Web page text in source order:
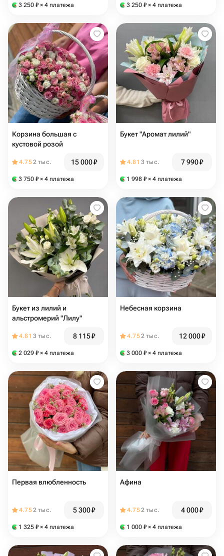
3 250 ₽ × 4 платежа 3 250 ₽ × 4 платежа
Корзина большая с
кустовой розой
4.752 тыс. 15 000₽
3 750 ₽ × 4 платежа
Букет "Аромат лилий"
4.81 3 тыс. 7 990₽
1 998 ₽ × 4 платежа
Букет из лилий и
альстромерий "Лилу"
4.81 3 тыс. 8 115₽
2 029 ₽ × 4 платежа
Небесная корзина
4.752 тыс. 12 000₽
3 000 ₽ × 4 платежа
Первая влюбленность
4.752 тыс. 5 300₽
1 325 ₽ × 4 платежа
Афина
4.752 тыс. 4 000₽
1 000 ₽ × 4 платежа